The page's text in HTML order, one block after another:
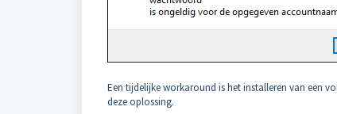
Een tijdelijke workaround is het installeren van een
deze oplossing.